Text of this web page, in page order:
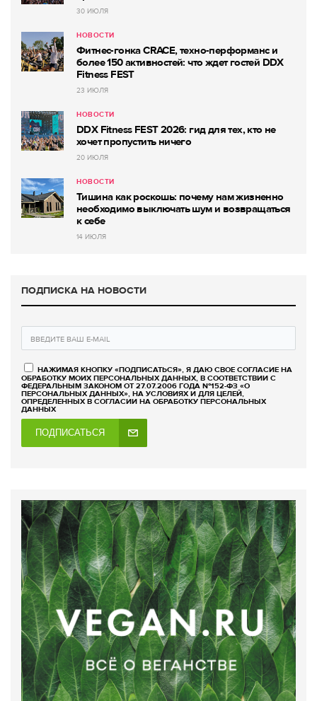
30 ИЮЛЯ
НОВОСТИ
Фитнес-гонка CRACE, техно-перформанс и
более 150 активностей: что ждет гостей DDX
Fitness FEST
23 ИЮЛЯ
НОВОСТИ
DDX Fitness FEST 2026: гид для тех, кто не
хочет пропустить ничего
20 ИЮЛЯ
НОВОСТИ
Тишина как роскошь: почему нам жизненно
необходимо выключать шум и возвращаться
к себе
14 ИЮЛЯ
ПОДПИСКА НА НОВОСТИ
НАЖИМАЯ КНОПКУ «ПОДПИСАТЬСЯ», Я ДАЮ СВОЕ СОГЛАСИЕ НА
ОБРАБОТКУ МОИХ ПЕРСОНАЛЬНЫХ ДАННЫХ, В СООТВЕТСТВИИ С
ФЕДЕРАЛЬНЫМ ЗАКОНОМ ОТ 27.07.2006 ГОДА №152-ФЗ «О
ПЕРСОНАЛЬНЫХ ДАННЫХ», НА УСЛОВИЯХ И ДЛЯ ЦЕЛЕЙ,
ОПРЕДЕЛЕННЫХ В СОГЛАСИИ НА ОБРАБОТКУ ПЕРСОНАЛЬНЫХ
ДАННЫХ
ПОДПИСАТЬСЯ